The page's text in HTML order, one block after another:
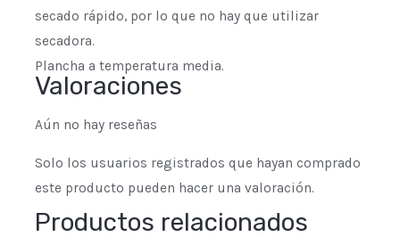
secado rápido, por lo que no hay que utilizar
secadora.
Plancha a temperatura media.
Valoraciones
Aún no hay reseñas
Solo los usuarios registrados que hayan comprado
este producto pueden hacer una valoración.
Productos relacionados